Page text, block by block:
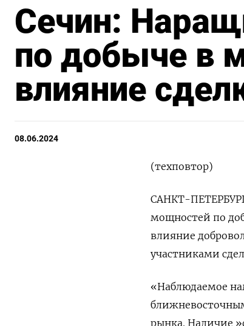
Сечин:
по добыче в
влияние
08.06.2024
(техповтор)
САНКТ-
мощностей по
влияние
участниками
«Наблюдаемое
рынка. Наличие